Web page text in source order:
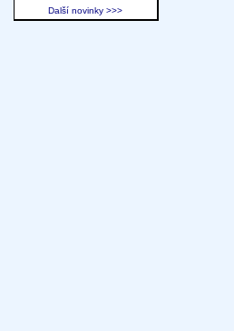
Další novinky >>>